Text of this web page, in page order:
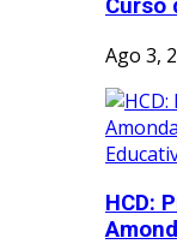
Curso
Ago 3,
HCD: